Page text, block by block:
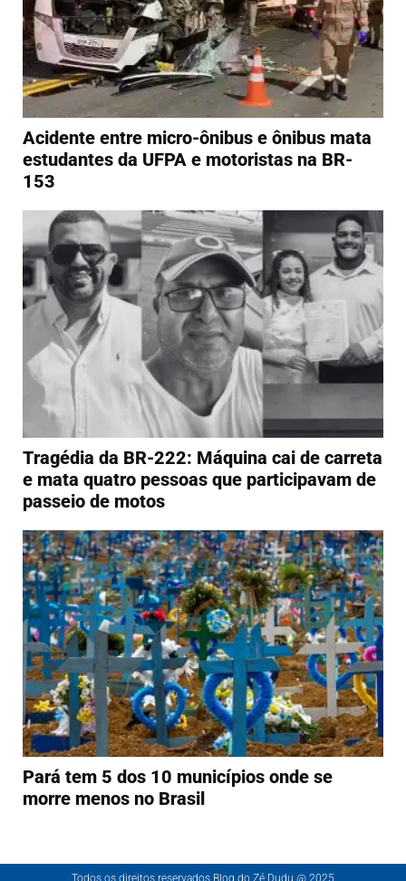
Acidente entre micro-ônibus e ônibus mata
estudantes da UFPA e motoristas na BR-
153
Tragédia da BR-222: Máquina cai de carreta
e mata quatro pessoas que participavam de
passeio de motos
Pará tem 5 dos 10 municípios onde se
morre menos no Brasil